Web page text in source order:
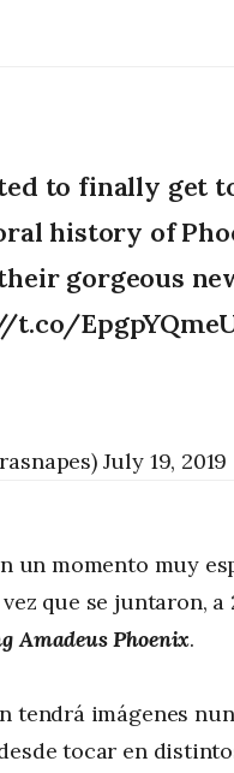
to finally get
history of
gorgeous
July 19, 2019
un momento muy
que se juntaron,
Amadeus Phoenix.
tendrá imágenes
tocar en